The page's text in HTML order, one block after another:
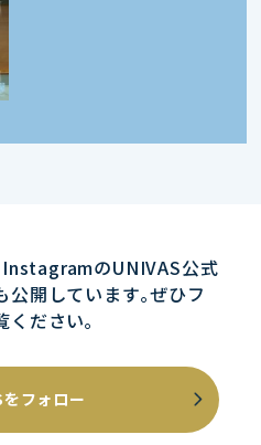
のUNIVAS公式
公開しています｡ぜひフ
ください｡
フォロー